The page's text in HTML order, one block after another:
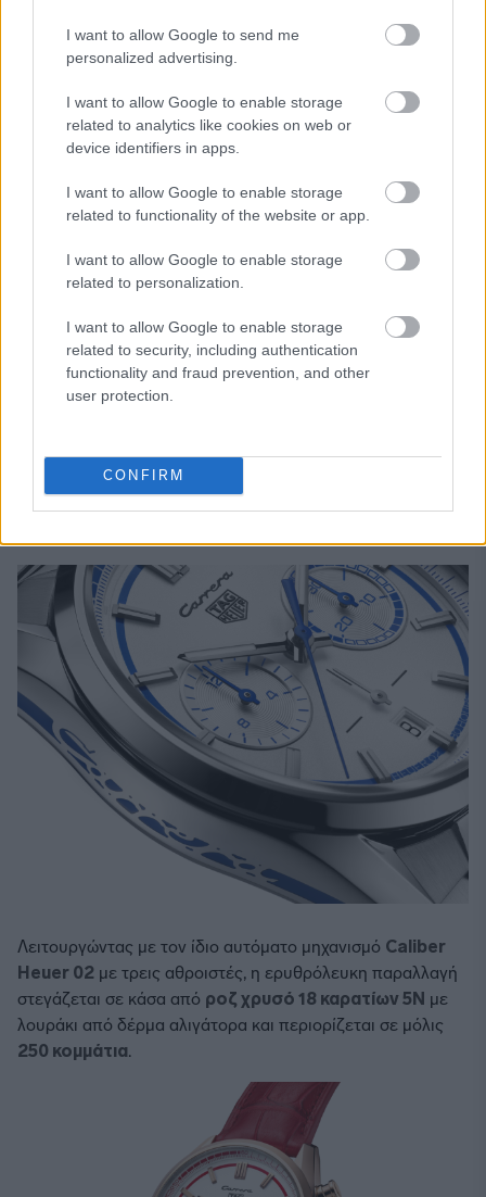
I want to allow Google to send me
personalized advertising.
I want to allow Google to enable storage
related to analytics like cookies on web or
device identifiers in apps.
I want to allow Google to enable storage
related to functionality of the website or app.
I want to allow Google to enable storage
related to personalization.
I want to allow Google to enable storage
related to security, including authentication
functionality and fraud prevention, and other
user protection.
CONFIRM
Λειτουργώντας με τον ίδιο αυτόματο μηχανισμό Caliber
Heuer 02 με τρεις αθροιστές, η ερυθρόλευκη παραλλαγή
στεγάζεται σε κάσα από ροζ χρυσό 18 καρατίων 5Ν με
λουράκι από δέρμα αλιγάτορα και περιορίζεται σε μόλις
250 κομμάτια.